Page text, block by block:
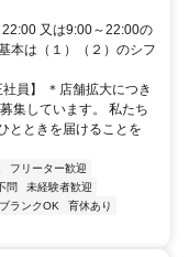
又は9:00～22:00の
本は（１）（２）のシフ
員】 ＊店舗拡大につき
集しています。 私たち
とときを届けることを
フリーター歓迎
問
未経験者歓迎
ブランクOK
育休あり